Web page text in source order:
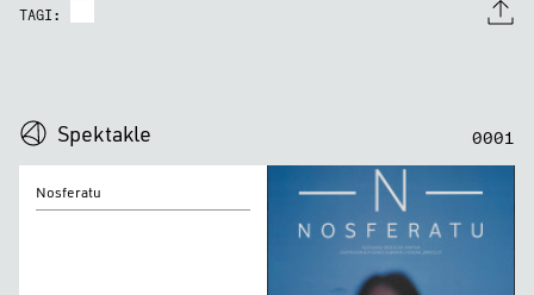
TAGI:
Spektakle
0001
Nosferatu